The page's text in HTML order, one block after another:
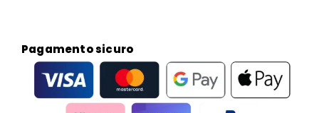
Pagamento sicuro